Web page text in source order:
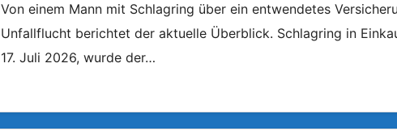
Von einem Mann mit Schlagring über ein entwendetes
Unfallflucht berichtet der aktuelle Überblick. Schlagring in
17. Juli 2026, wurde der…